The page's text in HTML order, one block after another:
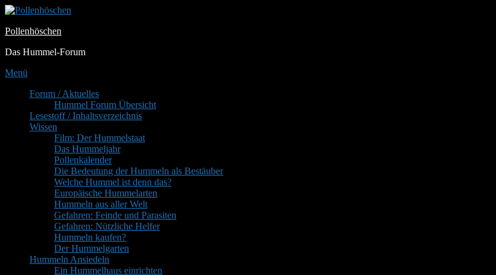
Zum
springen
Pollenhöschen
Das Hummel-Forum
Menü
PrimäresForum / Aktuelles
Hummel Forum Übersicht
Lesestoff / Inhaltsverzeichnis
Wissen
Film: Der Hummelstaat
Das Hummeljahr
Pollenkalender
Die Bedeutung der Hummeln als Bestäuber
Welche Hummel ist denn das?
Europäische Hummelarten
Hummeln aus aller Welt
Gefahren: Feinde und Parasiten
Gefahren: Nützliche Helfer
Hummeln kaufen?
Der Hummelgarten
Hummeln Ansiedeln
Ein Hummelhaus einrichten